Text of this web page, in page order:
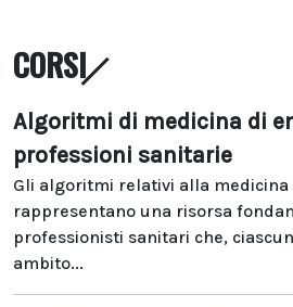
CORSI
Algoritmi di medicina di
professioni sanitarie
Gli algoritmi relativi alla medicina
rappresentano una risorsa
professionisti sanitari che,
ambito...